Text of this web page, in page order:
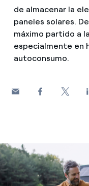
Otros
Futuro
Horarios punta,
¿Has recibido
compañía?
Ofertas para
Te ayudamos
Compromiso
de almacenar la
paneles solares.
máximo partido a
especialmente en
autoconsumo.